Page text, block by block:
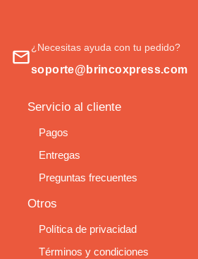
¿Necesitas ayuda con tu pedido?
soporte@brincoxpress.com
Servicio al cliente
Pagos
Entregas
Preguntas frecuentes
Otros
Política de privacidad
Términos y condiciones